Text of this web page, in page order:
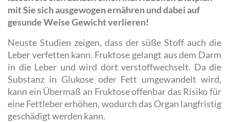
mit Sie sich ausgewogen ernähren und dabei auf
gesunde Weise Gewicht verlieren!
Neuste Studien zeigen, dass der süße Stoff auch die
Leber verfetten kann. Fruktose gelangt aus dem Darm
in die Leber und wird dort verstoffwechselt. Da die
Substanz in Glukose oder Fett umgewandelt wird,
kann ein Übermaß an Fruktose offenbar das Risiko für
eine Fettleber erhöhen, wodurch das Organ langfristig
geschädigt werden kann.